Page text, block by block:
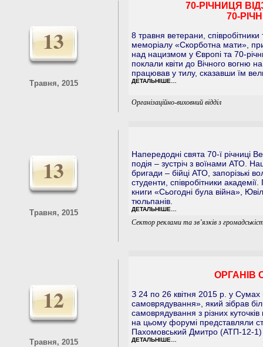
13
Травня, 2015
70-РІЧНИЦЯ
70-
8 травня ветерани, співробітники
меморіалу «Скорботна мати»,
над нацизмом у Європі та 70-
поклали квіти до Вічного вогню
працював у тилу, сказавши їм
ДЕТАЛЬНІШЕ…
Організаційно-виховний відділ
13
Травня, 2015
Напередодні свята 70-ї річниці
подія – зустріч з воїнами АТО.
бригади – бійці АТО, запорізькі
студенти, співробітники
книги «Сьогодні була війна»,
тюльпанів.
ДЕТАЛЬНІШЕ…
Сектор реклами та зв’язків з
12
Травня, 2015
ОРГАНІВ
З 24 по 26 квітня 2015 р. у Сумах
самоврядування», який зібрав
самоврядування з різних
на цьому форумі представляли
Пахомовський Дмитро (АТП-12-
ДЕТАЛЬНІШЕ…